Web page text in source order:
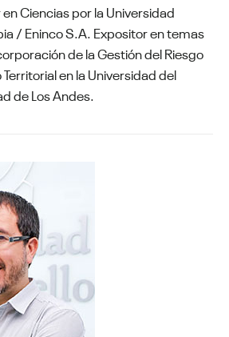
Ciencias por la Universidad
/ Eninco S.A. Expositor en temas
de la Gestión del Riesgo
en la Universidad del
de Los Andes.